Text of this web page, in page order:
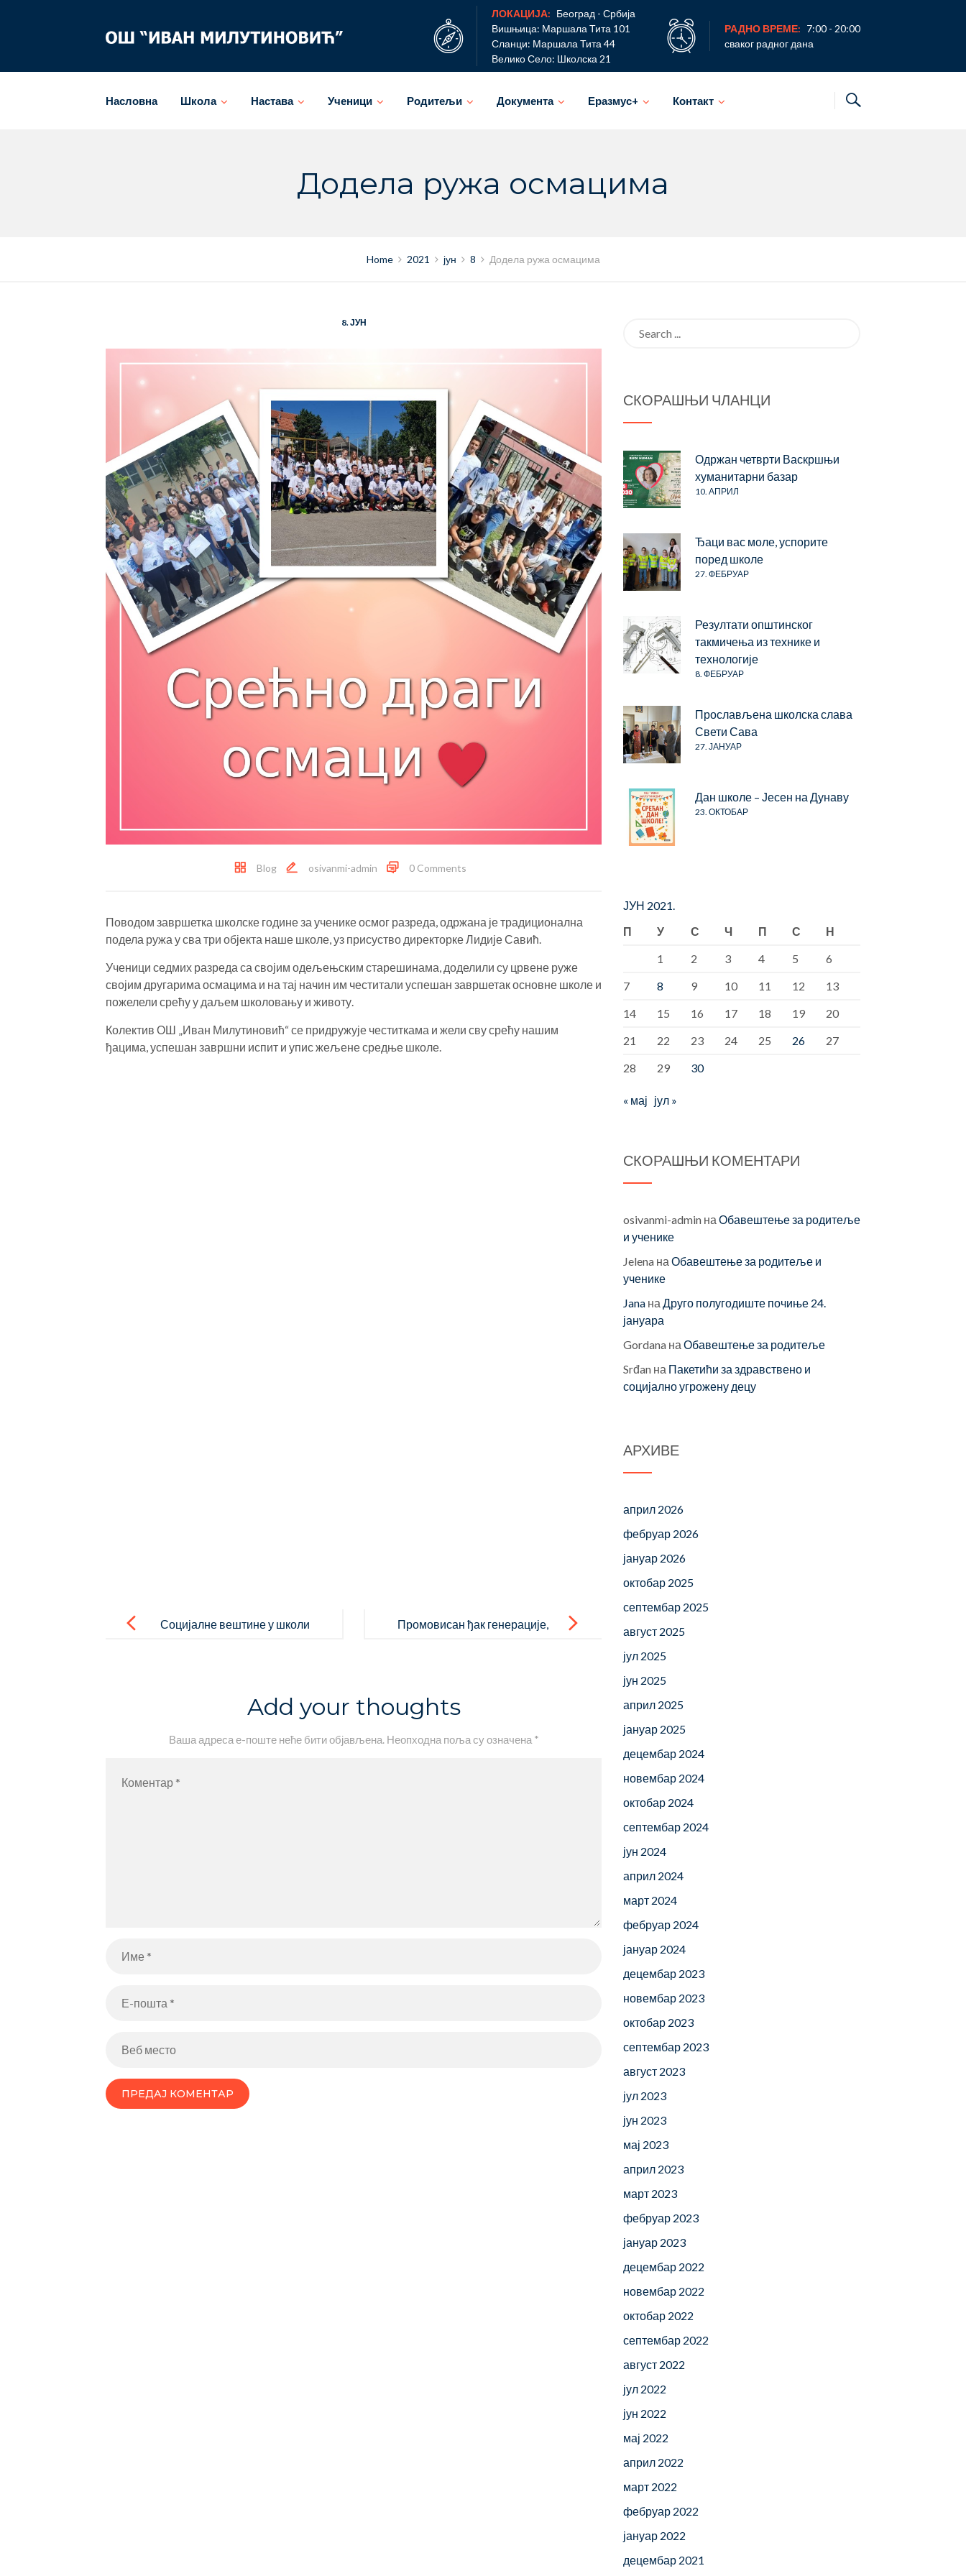
ЛОКАЦИЈА: Београд - Србија
Вишњица: Маршала Тита 101
Сланци: Маршала Тита 44
Велико Село: Школска 21
РАДНО ВРЕМЕ: 7:00 - 20:00
сваког радног дана
Насловна Школа Настава Ученици Родитељи Документа Еразмус+ Контакт
Додела ружа осмацима
Home 2021 јун 8 Додела ружа осмацима
8. ЈУН
Blog osivanmi-admin 0 Comments
Поводом завршетка школске године за ученике осмог разреда, одржана је традиционална
подела ружа у сва три објекта наше школе, уз присуство директорке Лидије Савић.
Ученици седмих разреда са својим одељењским старешинама, доделили су црвене руже
својим другарима осмацима и на тај начин им честитали успешан завршетак основне школе и
пожелели срећу у даљем школовању и животу.
Колектив ОШ „Иван Милутиновић“ се придружује честиткама и жели сву срећу нашим
ђацима, успешан завршни испит и упис жељене средње школе.
navigation
Социјалне вештине у школи
Промовисан ђак генерације,
Add your thoughts
Ваша адреса е-поште неће бити објављена. Неопходна поља су означена *
СКОРАШЊИ ЧЛАНЦИ
Одржан четврти Васкршњи
хуманитарни базар
10. АПРИЛ
Ђаци вас моле, успорите
поред школе
27. ФЕБРУАР
Резултати општинског
такмичења из технике и
технологије
8. ФЕБРУАР
Прослављена школска слава
Свети Сава
27. ЈАНУАР
Дан школе – Јесен на Дунаву
23. ОКТОБАР
ЈУН 2021.
П
У С Ч П С
Н
1
2 3 4 5
6
7
8 9 10 11 12
13
14
15 16 17 18 19
20
21
22 23 24 25 26
27
28
29 30
« мај јул »
СКОРАШЊИ КОМЕНТАРИ
osivanmi-admin на Обавештење за родитеље
и ученике
Jelena на Обавештење за родитеље и
ученике
Jana на Друго полугодиште почиње 24.
јануара
Gordana на Обавештење за родитеље
Srđan на Пакетићи за здравствено и
социјално угрожену децу
АРХИВЕ
април 2026
фебруар 2026
јануар 2026
октобар 2025
септембар 2025
август 2025
јул 2025
јун 2025
април 2025
јануар 2025
децембар 2024
новембар 2024
октобар 2024
септембар 2024
јун 2024
април 2024
март 2024
фебруар 2024
јануар 2024
децембар 2023
новембар 2023
октобар 2023
септембар 2023
август 2023
јул 2023
јун 2023
мај 2023
април 2023
март 2023
фебруар 2023
јануар 2023
децембар 2022
новембар 2022
октобар 2022
септембар 2022
август 2022
јул 2022
јун 2022
мај 2022
април 2022
март 2022
фебруар 2022
јануар 2022
децембар 2021